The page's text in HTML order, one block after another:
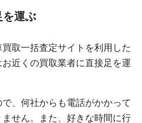
運ぶ
取一括査定サイトを利用した
近くの買取業者に直接足を運
、何社からも電話がかかって
せん。また、好きな時間に行